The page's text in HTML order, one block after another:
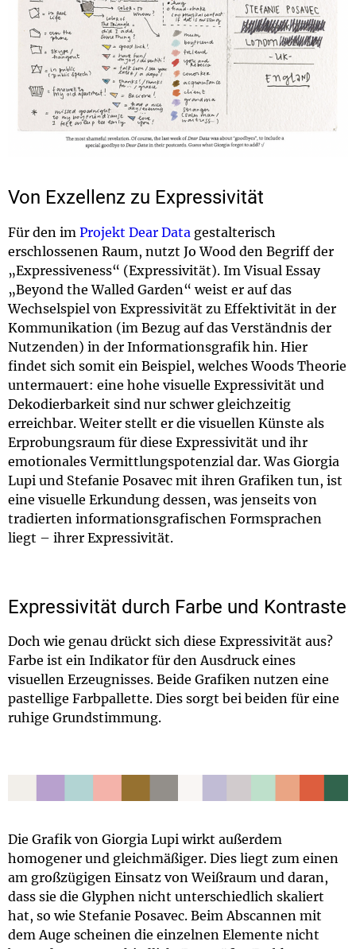
Von Exzellenz zu Expressivität
Für den im Projekt Dear Data gestalterisch
erschlossenen Raum, nutzt Jo Wood den Begriff der
„Expressiveness“ (Expressivität). Im Visual Essay
„Beyond the Walled Garden“ weist er auf das
Wechselspiel von Expressivität zu Effektivität in der
Kommunikation (im Bezug auf das Verständnis der
Nutzenden) in der Informationsgrafik hin. Hier
findet sich somit ein Beispiel, welches Woods Theorie
untermauert: eine hohe visuelle Expressivität und
Dekodierbarkeit sind nur schwer gleichzeitig
erreichbar. Weiter stellt er die visuellen Künste als
Erprobungsraum für diese Expressivität und ihr
emotionales Vermittlungspotenzial dar. Was Giorgia
Lupi und Stefanie Posavec mit ihren Grafiken tun, ist
eine visuelle Erkundung dessen, was jenseits von
tradierten informationsgrafischen Formsprachen
liegt – ihrer Expressivität.
Expressivität durch Farbe und Kontraste
Doch wie genau drückt sich diese Expressivität aus?
Farbe ist ein Indikator für den Ausdruck eines
visuellen Erzeugnisses. Beide Grafiken nutzen eine
pastellige Farbpallette. Dies sorgt bei beiden für eine
ruhige Grundstimmung.
Die Grafik von Giorgia Lupi wirkt außerdem
homogener und gleichmäßiger. Dies liegt zum einen
am großzügigen Einsatz von Weißraum und daran,
dass sie die Glyphen nicht unterschiedlich skaliert
hat, so wie Stefanie Posavec. Beim Abscannen mit
dem Auge scheinen die einzelnen Elemente nicht